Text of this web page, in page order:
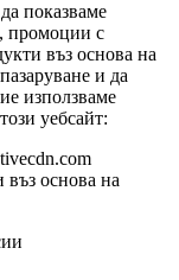
показваме
промоции с
въз основа на
и да
използваме
уебсайт:
основа на